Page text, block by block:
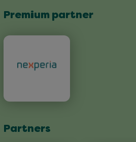
Premium partner
Partners